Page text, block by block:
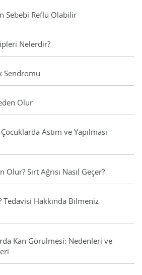
Sebebi Reflü Olabilir
Nelerdir?
Sendromu
Olur
Astım ve Yapılması
Olur? Sırt Ağrısı Nasıl Geçer?
Hakkında Bilmeniz
Kan Görülmesi: Nedenleri ve